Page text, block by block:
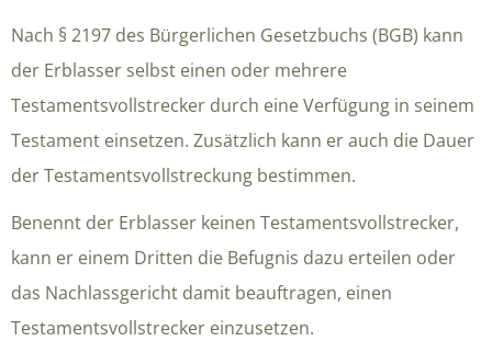
Nach § 2197 des Bürgerlichen Gesetzbuchs (BGB) kann
der Erblasser selbst einen oder mehrere
Testamentsvollstrecker durch eine Verfügung in seinem
Testament einsetzen. Zusätzlich kann er auch die Dauer
der Testamentsvollstreckung bestimmen.
Benennt der Erblasser keinen Testamentsvollstrecker,
kann er einem Dritten die Befugnis dazu erteilen oder
das Nachlassgericht damit beauftragen, einen
Testamentsvollstrecker einzusetzen.